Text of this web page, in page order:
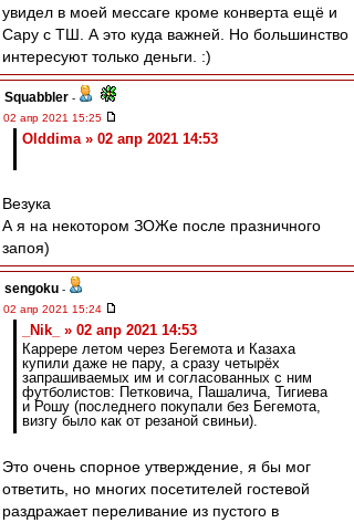
увидел в моей мессаге кроме конверта ещё и
Сару с ТШ. А это куда важней. Но большинство
интересуют только деньги. :)
Squabbler -
02 апр 2021 15:25
Olddima » 02 апр 2021 14:53
Везука
А я на некотором ЗОЖе после празничного
запоя)
sengoku -
02 апр 2021 15:24
_Nik_ » 02 апр 2021 14:53
Каррере летом через Бегемота и Казаха
купили даже не пару, а сразу четырёх
запрашиваемых им и согласованных с ним
футболистов: Петковича, Пашалича, Тигиева
и Рошу (последнего покупали без Бегемота,
визгу было как от резаной свиньи).
Это очень спорное утверждение, я бы мог
ответить, но многих посетителей гостевой
раздражает переливание из пустого в